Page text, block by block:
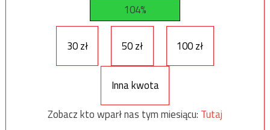
104%
30 zł 50 zł 100 zł
Inna kwota
Zobacz kto wparł nas tym miesiącu: Tutaj